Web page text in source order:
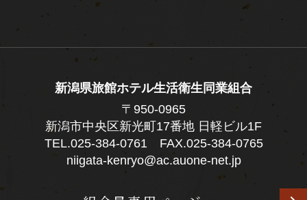
新潟県旅館ホテル生活衛生同業組合
〒950-0965
新潟市中央区新光町17番地 日軽ビル1F
TEL.025-384-0761 FAX.025-384-0765
niigata-kenryo@ac.auone-net.jp